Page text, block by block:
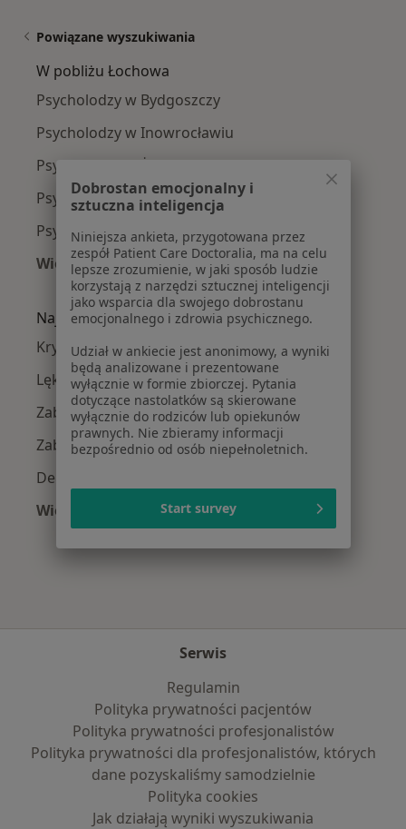
Powiązane wyszukiwania
W pobliżu Łochowa
Psycholodzy w Bydgoszczy
Psycholodzy w Inowrocławiu
Psycholodzy w Żninie
Psycholodzy w Osielsku
Psycholodzy w Chełmnie
Więcej (14)
Więcej w kategorii: W pobliżu Łochowa
Najczęście leczone choroby
Kryzys emocjonalny w Łochowie
Lęki w Łochowie
Zaburzenia emocjonalne w Łochowie
Zaburzenia nastroju w Łochowie
Depresja w Łochowie
Więcej (13)
Więcej w kategorii: Najczęście leczone
Serwis
Regulamin
Polityka prywatności pacjentów
Polityka prywatności profesjonalistów
Polityka prywatności dla profesjonalistów, których
dane pozyskaliśmy samodzielnie
Polityka cookies
Jak działają wyniki wyszukiwania
Dobrostan emocjonalny i
sztuczna inteligencja
Niniejsza ankieta, przygotowana przez
zespół Patient Care Doctoralia, ma na celu
lepsze zrozumienie, w jaki sposób ludzie
korzystają z narzędzi sztucznej inteligencji
jako wsparcia dla swojego dobrostanu
emocjonalnego i zdrowia psychicznego.
Udział w ankiecie jest anonimowy, a wyniki
będą analizowane i prezentowane
wyłącznie w formie zbiorczej. Pytania
dotyczące nastolatków są skierowane
wyłącznie do rodziców lub opiekunów
prawnych. Nie zbieramy informacji
bezpośrednio od osób niepełnoletnich.
Start survey